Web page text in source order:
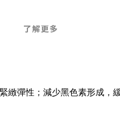
了解更多
彈性；減少黑色素形成，